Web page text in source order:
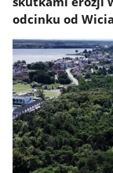
odcinku od